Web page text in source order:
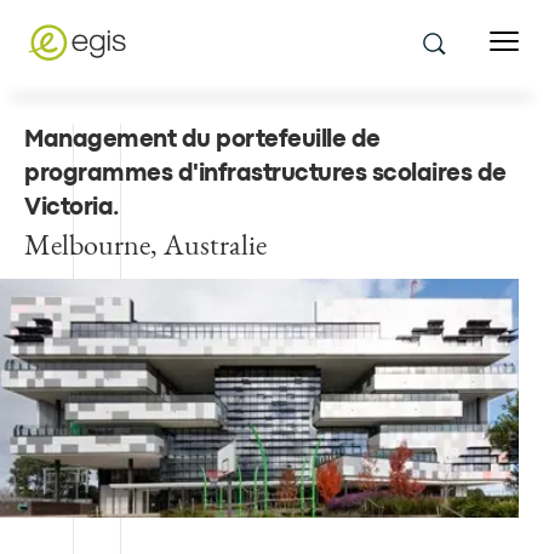
Management du portefeuille de
programmes d'infrastructures scolaires de
Victoria.
Melbourne, Australie